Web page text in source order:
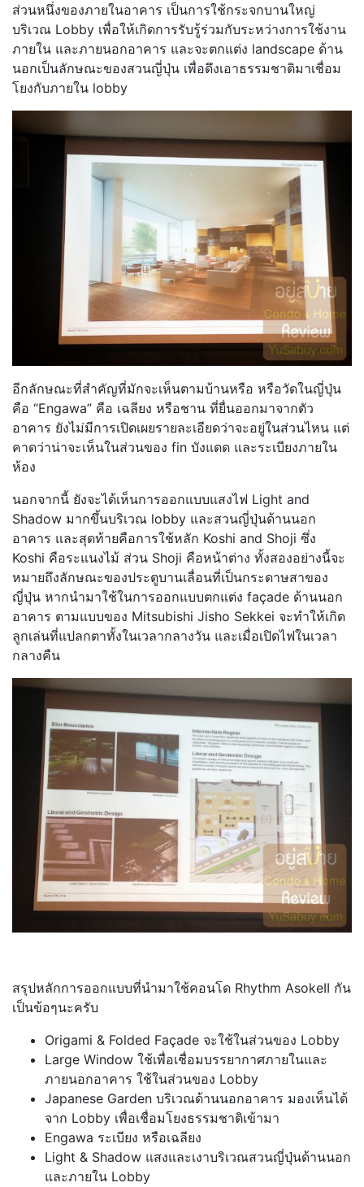
ส่วนหนึ่งของภายในอาคาร เป็นการใช้กระจกบานใหญ่
บริเวณ Lobby เพื่อให้เกิดการรับรู้ร่วมกับระหว่างการใช้งาน
ภายใน และภายนอกอาคาร และจะตกแต่ง landscape ด้าน
นอกเป็นลักษณะของสวนญี่ปุ่น เพื่อดึงเอาธรรมชาติมาเชื่อม
โยงกับภายใน lobby
อีกลักษณะที่สำคัญที่มักจะเห็นตามบ้านหรือ หรือวัดในญี่ปุ่น
คือ “Engawa” คือ เฉลียง หรือชาน ที่ยื่นออกมาจากตัว
อาคาร ยังไม่มีการเปิดเผยรายละเอียดว่าจะอยู่ในส่วนไหน แต่
คาดว่าน่าจะเห็นในส่วนของ fin บังแดด และระเบียงภายใน
ห้อง
นอกจากนี้ ยังจะได้เห็นการออกแบบแสงไฟ Light and
Shadow มากขึ้นบริเวณ lobby และสวนญี่ปุ่นด้านนอก
อาคาร และสุดท้ายคือการใช้หลัก Koshi and Shoji ซึ่ง
Koshi คือระแนงไม้ ส่วน Shoji คือหน้าต่าง ทั้งสองอย่างนี้จะ
หมายถึงลักษณะของประตูบานเลื่อนที่เป็นกระดาษสาของ
ญี่ปุ่น หากนำมาใช้ในการออกแบบตกแต่ง façade ด้านนอก
อาคาร ตามแบบของ Mitsubishi Jisho Sekkei จะทำให้เกิด
ลูกเล่นที่แปลกตาทั้งในเวลากลางวัน และเมื่อเปิดไฟในเวลา
กลางคืน
สรุปหลักการออกแบบที่นำมาใช้คอนโด Rhythm AsokeII กัน
เป็นข้อๆนะครับ
Origami & Folded Façade จะใช้ในส่วนของ Lobby
Large Window ใช้เพื่อเชื่อมบรรยากาศภายในและ
ภายนอกอาคาร ใช้ในส่วนของ Lobby
Japanese Garden บริเวณด้านนอกอาคาร มองเห็นได้
จาก Lobby เพื่อเชื่อมโยงธรรมชาติเข้ามา
Engawa ระเบียง หรือเฉลียง
Light & Shadow แสงและเงาบริเวณสวนญี่ปุ่นด้านนอก
และภายใน Lobby